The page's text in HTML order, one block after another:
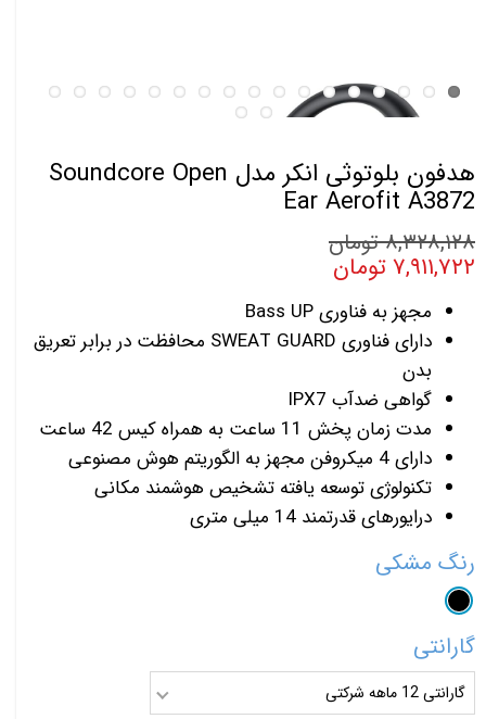
هدفون بلوتوثی انکر مدل Soundcore Open
Ear Aerofit A3872
۸,۳۲۸,۱۲۸ تومان
۷,۹۱۱,۷۲۲ تومان
مجهز به فناوری Bass UP
دارای فناوری SWEAT GUARD محافظت در برابر تعریق
بدن
گواهی ضدآب IPX7
مدت زمان پخش 11 ساعت به همراه کیس 42 ساعت
دارای 4 میکروفن مجهز به الگوریتم هوش مصنوعی
تکنولوژی توسعه یافته تشخیص هوشمند مکانی
درایورهای قدرتمند 14 میلی متری
رنگ مشکی
گارانتی
گارانتی 12 ماهه شرکتی